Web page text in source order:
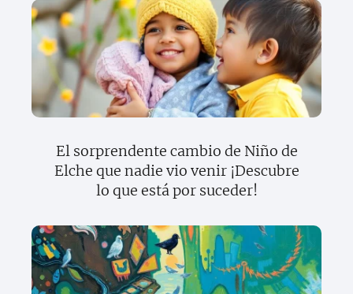
El sorprendente cambio de Niño de
Elche que nadie vio venir ¡Descubre
lo que está por suceder!